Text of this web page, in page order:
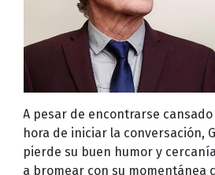
A pesar de encontrarse
hora de iniciar la conversación,
pierde su buen humor y
a bromear con su momentánea